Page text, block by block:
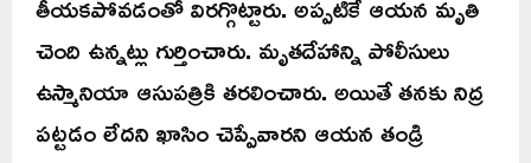
చెంది ఉన్నట్లు గుర్తించారు. మృతదేహాన్ని పోలీసులు
ఉస్మానియా ఆసుపత్రికి తరలించారు. అయితే తనకు నిద్ర
పట్టడం లేదని ఖాసిం చెప్పేవారని ఆయన తండ్రి